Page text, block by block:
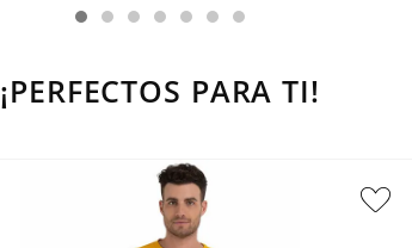
¡PERFECTOS PARA TI!